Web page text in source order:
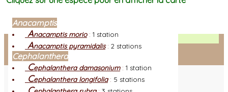
Facebook
Connexion adhérent
Anacamptis
Anacamptis morio: 1 station
Anacamptis pyramidalis: 2 stations
Cephalanthera
Cephalanthera damasonium: 1 station
Cephalanthera longifolia: 5 stations